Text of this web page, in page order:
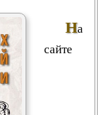
На
сайте